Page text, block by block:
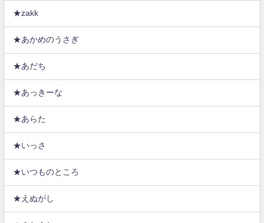
★zakk
★あかめのうさぎ
★あだち
★あっきーな
★あらた
★いっさ
★いつものところ
★えぬがし